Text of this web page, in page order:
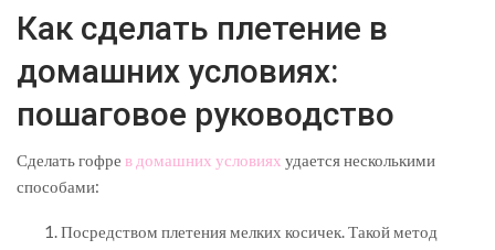
Как сделать плетение в
домашних условиях:
пошаговое руководство
Сделать гофре в домашних условиях удается несколькими
способами:
Посредством плетения мелких косичек. Такой метод